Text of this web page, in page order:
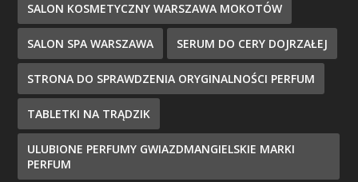
SALON KOSMETYCZNY WARSZAWA MOKOTÓW
SALON SPA WARSZAWA SERUM DO CERY DOJRZAŁEJ
STRONA DO SPRAWDZENIA ORYGINALNOŚCI PERFUM
TABLETKI NA TRĄDZIK
ULUBIONE PERFUMY GWIAZDMANGIELSKIE MARKI
PERFUM